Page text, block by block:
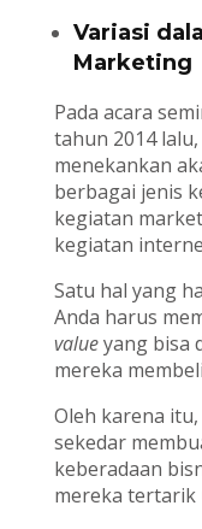
Variasi
Marketing
Pada acara
tahun 2014
menekankan
berbagai jenis
kegiatan
kegiatan
Satu hal yang
Anda harus
valueyang bisa
mereka
Oleh karena
sekedar
keberadaan
mereka tertarik